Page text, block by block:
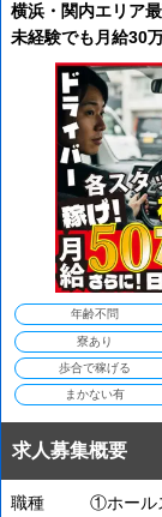
横浜・関内エリア
未経験でも月給30
の安定感！ノルマ
こにあります！
年齢不問
寮あり
歩合で稼げる
まかない有
求人募集概要
職種
①ホール